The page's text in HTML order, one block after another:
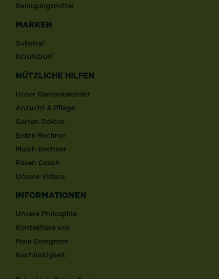
Reinigungsmittel
MARKEN
Substral®
ROUNDUP®
NÜTZLICHE HILFEN
Unser Gartenkalender
Anzucht & Pflege
Garten Doktor
Erden Rechner
Mulch Rechner
Rasen Coach
Unsere Videos
INFORMATIONEN
Unsere Philosphie
Kontaktiere uns
Mein Evergreen
Nachhaltigkeit